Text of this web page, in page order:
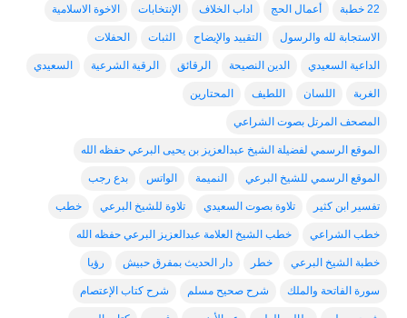
22 خطبة أعمال الحج اداب الخلاف الإنتخابات الاخوة الاسلامية
الاستجابة لله والرسول التقييد والإيضاح الثبات الحفلات
الداعية السعيدي الدين النصيحة الرقائق الرقية الشرعية السعيدي
الغربة اللسان اللطيف المحتارين
المصحف المرتل بصوت الشراعي
الموقع الرسمي لفضيلة الشيخ عبدالعزيز بن يحيى البرعي حفظه الله
الموقع الرسمي للشيخ البرعي النميمة الواتس بدع رجب
تفسير ابن كثير تلاوة بصوت السعيدي تلاوة للشيخ البرعي خطب
خطب الشراعي خطب الشيخ العلامة عبدالعزيز البرعي حفظه الله
خطبة الشيخ البرعي خطر دار الحديث بمفرق حبيش رؤيا
سورة الفاتحة والملك شرح صحيح مسلم شرح كتاب الإعتصام